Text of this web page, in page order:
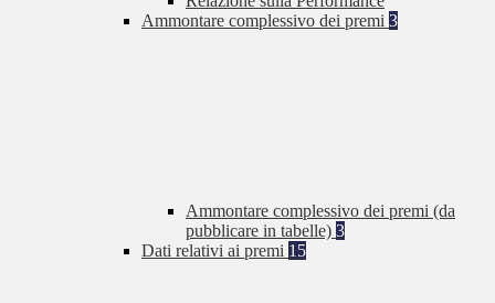
Ammontare complessivo dei premi 3
Ammontare complessivo dei premi (da
pubblicare in tabelle) 3
Dati relativi ai premi 15